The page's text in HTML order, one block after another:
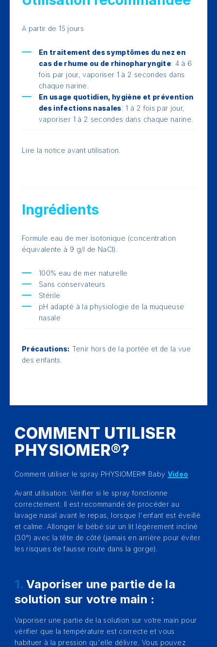
A partir de 15 jours
En traitement des symptômes du nez en
cas de rhume ou de rhinopharyngite: 4 à 6
fois par jour, vaporiser 1 à 2 secondes dans
chaque narine.
En usage quotidien, hygiène et prévention
des infections nasales: 1 à 2 fois par jour,
vaporiser 1 à 2 secondes dans chaque narine.
Lire la notice avant utilisation.
Ingrédients
Formule eau de mer isotonique (concentration
équivalente à 9 g/l de NaCl).
100% eau de mer naturelle
Sans conservateurs
Stérile
pH adapté à la physiologie de la muqueuse
nasale
Précautions: Tenir hors de la portée et de la vue
des enfants.
COMMENT UTILISER
PHYSIOMER®?
Comment utiliser le spray PHYSIOMER® Baby Video
Avant utilisation: Vérifier si le spray fonctionne
correctement. Il est recommandé de procéder au
lavage nasal avant le repas, lorsque l'enfant est éveillé
et calme. Allonger le bébé sur un lit légèrement incliné
(30°) avec la tête de côté (jamais en arrière pour éviter
les risques de fausse route dans la gorge).
1.Vaporiser une partie de la
solution sur votre main :
Vaporiser une partie de la solution sur votre main pour
vérifier que la température est correcte et vous
habituer à la pression qu'elle délivre. Vous pouvez